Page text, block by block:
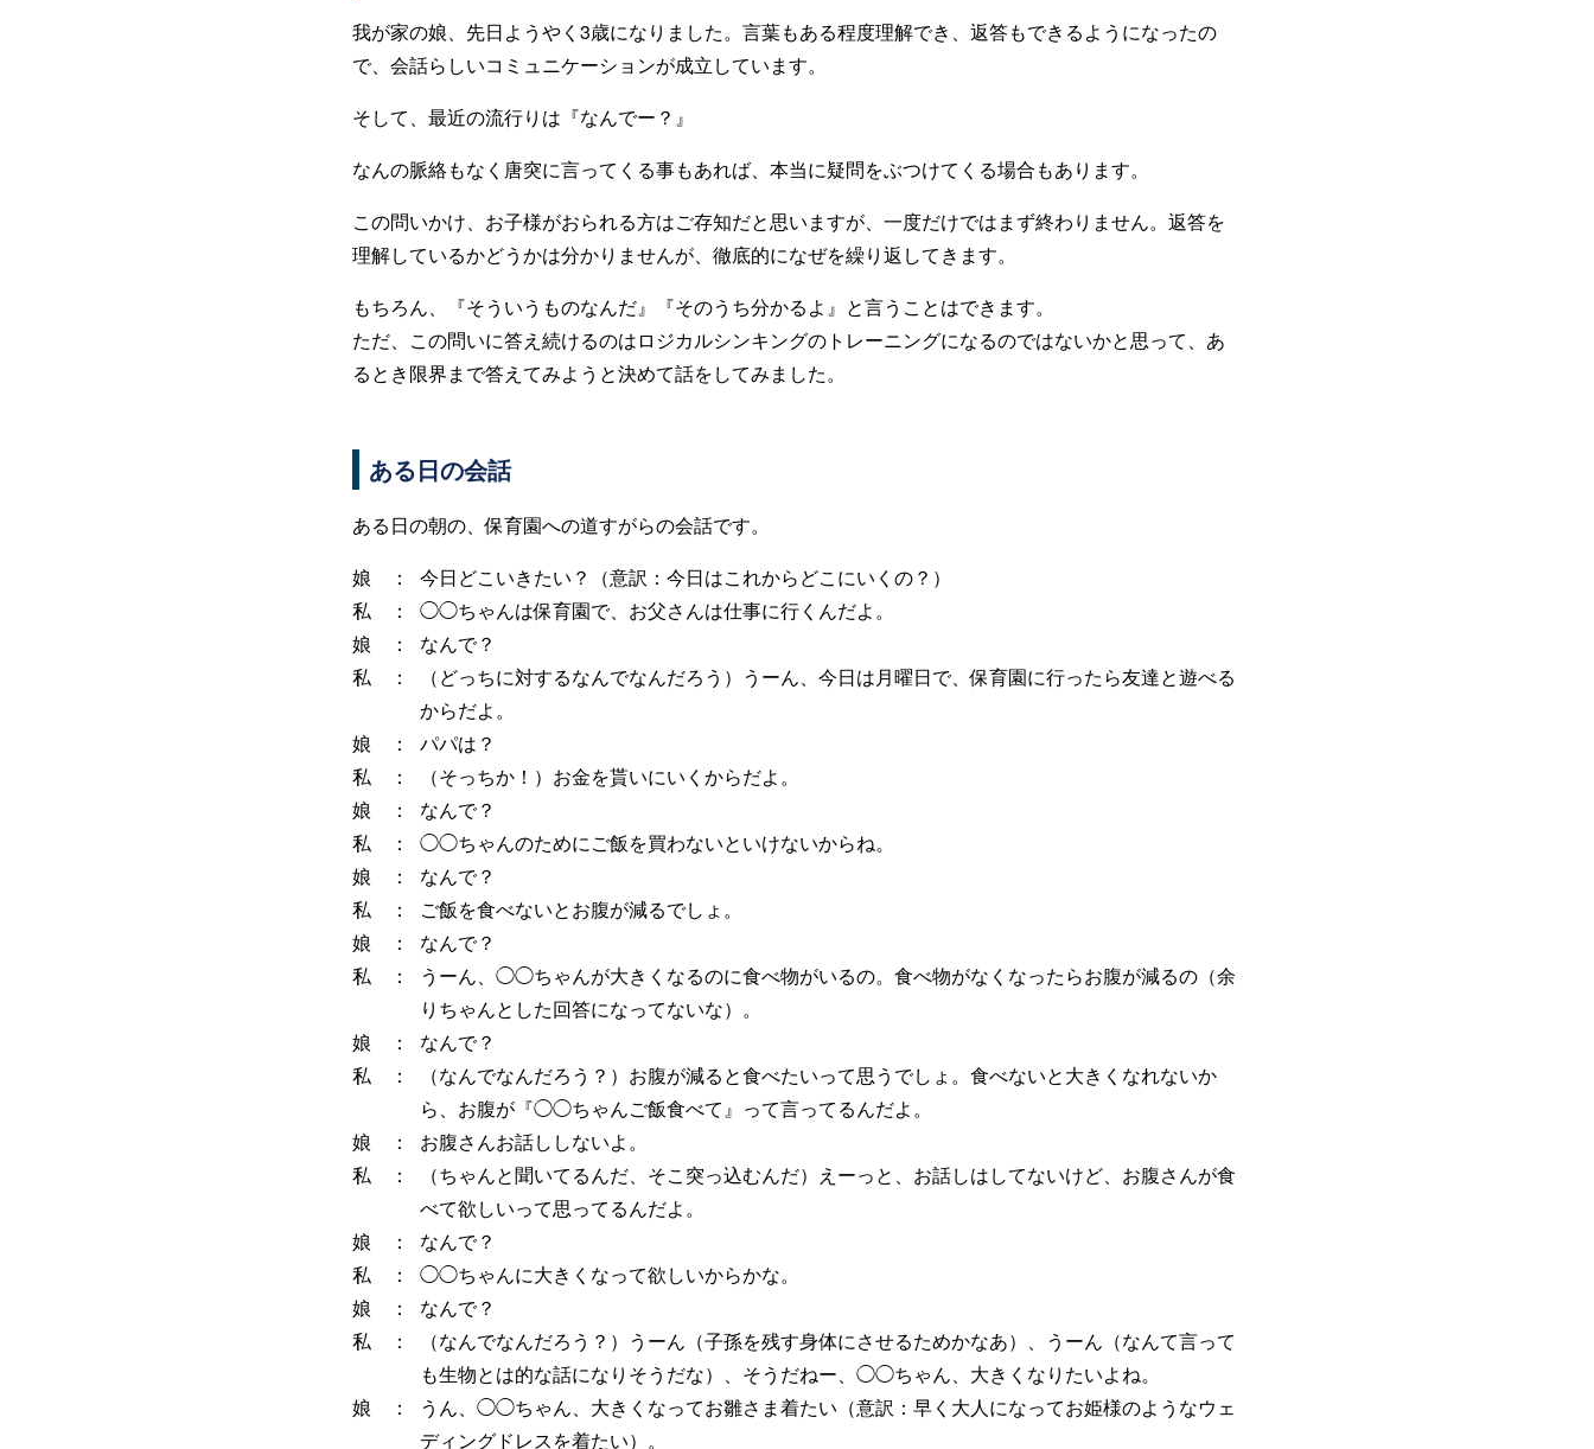
我が家の娘、先日ようやく3歳になりました。言葉もある程度理解でき、返答もできるようになったの
で、会話らしいコミュニケーションが成立しています。
そして、最近の流行りは『なんでー？』
なんの脈絡もなく唐突に言ってくる事もあれば、本当に疑問をぶつけてくる場合もあります。
この問いかけ、お子様がおられる方はご存知だと思いますが、一度だけではまず終わりません。返答を
理解しているかどうかは分かりませんが、徹底的になぜを繰り返してきます。
もちろん、『そういうものなんだ』『そのうち分かるよ』と言うことはできます。
ただ、この問いに答え続けるのはロジカルシンキングのトレーニングになるのではないかと思って、あ
るとき限界まで答えてみようと決めて話をしてみました。
ある日の会話
ある日の朝の、保育園への道すがらの会話です。
娘 ：
今日どこいきたい？（意訳：今日はこれからどこにいくの？）
私 ：
◯◯ちゃんは保育園で、お父さんは仕事に行くんだよ。
娘 ：
なんで？
私 ：
（どっちに対するなんでなんだろう）うーん、今日は月曜日で、保育園に行ったら友達と遊べる
からだよ。
娘 ：
パパは？
私 ：
（そっちか！）お金を貰いにいくからだよ。
娘 ：
なんで？
私 ：
◯◯ちゃんのためにご飯を買わないといけないからね。
娘 ：
なんで？
私 ：
ご飯を食べないとお腹が減るでしょ。
娘 ：
なんで？
私 ：
うーん、◯◯ちゃんが大きくなるのに食べ物がいるの。食べ物がなくなったらお腹が減るの（余
りちゃんとした回答になってないな）。
娘 ：
なんで？
私 ：
（なんでなんだろう？）お腹が減ると食べたいって思うでしょ。食べないと大きくなれないか
ら、お腹が『◯◯ちゃんご飯食べて』って言ってるんだよ。
娘 ：
お腹さんお話ししないよ。
私 ：
（ちゃんと聞いてるんだ、そこ突っ込むんだ）えーっと、お話しはしてないけど、お腹さんが食
べて欲しいって思ってるんだよ。
娘 ：
なんで？
私 ：
◯◯ちゃんに大きくなって欲しいからかな。
娘 ：
なんで？
私 ：
（なんでなんだろう？）うーん（子孫を残す身体にさせるためかなあ）、うーん（なんて言って
も生物とは的な話になりそうだな）、そうだねー、◯◯ちゃん、大きくなりたいよね。
娘 ：
うん、◯◯ちゃん、大きくなってお雛さま着たい（意訳：早く大人になってお姫様のようなウェ
ディングドレスを着たい）。